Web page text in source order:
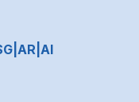
Allianz